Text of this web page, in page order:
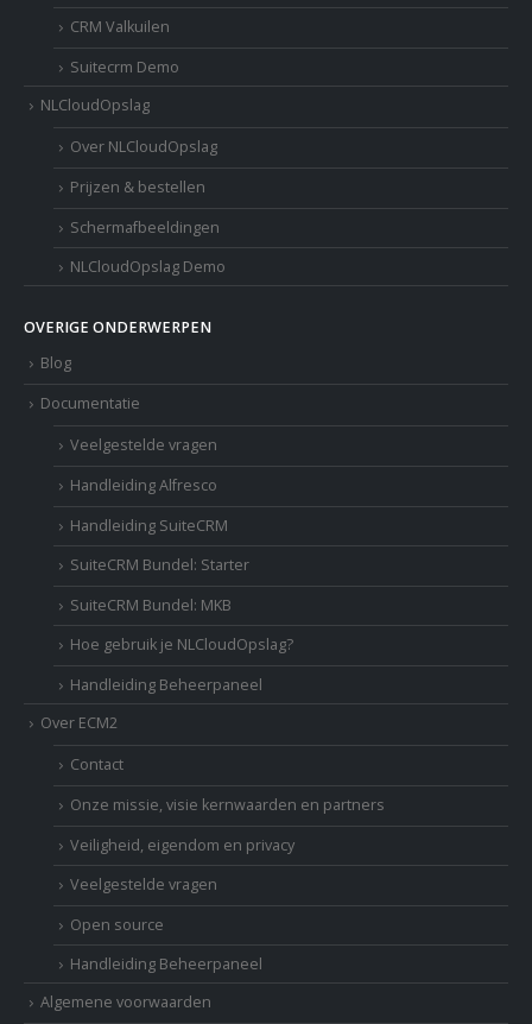
CRM Valkuilen
Suitecrm Demo
NLCloudOpslag
Over NLCloudOpslag
Prijzen & bestellen
Schermafbeeldingen
NLCloudOpslag Demo
OVERIGE ONDERWERPEN
Blog
Documentatie
Veelgestelde vragen
Handleiding Alfresco
Handleiding SuiteCRM
SuiteCRM Bundel: Starter
SuiteCRM Bundel: MKB
Hoe gebruik je NLCloudOpslag?
Handleiding Beheerpaneel
Over ECM2
Contact
Onze missie, visie kernwaarden en partners
Veiligheid, eigendom en privacy
Veelgestelde vragen
Open source
Handleiding Beheerpaneel
Algemene voorwaarden